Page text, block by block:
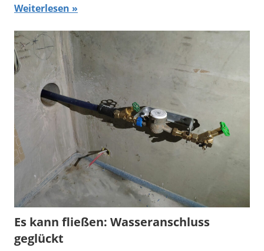
Weiterlesen
Es kann fließen: Wasseranschluss
geglückt